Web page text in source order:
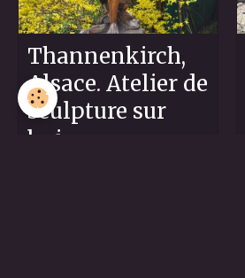
Thannenkirch,
Alsace. Atelier de
sculpture sur
bois